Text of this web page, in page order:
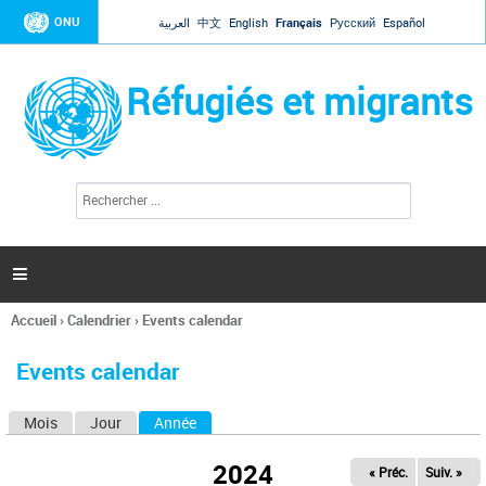
Jump to navigation
ONU العربية 中文 English Français Русский Español
Réfugiés et migrants
l
c
h
e

Vous
ici
Accueil›Calendrier› Events calendar
Events calendar
Mois Jour Année
2024 « Préc. Suiv. »